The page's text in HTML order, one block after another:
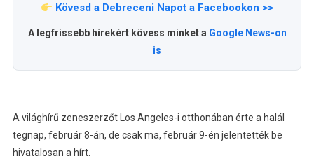
Kövesd a Debreceni Napot a Facebookon >>
A legfrissebb hírekért kövess minket a Google News-on
is
A világhírű zeneszerzőt Los Angeles-i otthonában érte a halál
tegnap, február 8-án, de csak ma, február 9-én jelentették be
hivatalosan a hírt.